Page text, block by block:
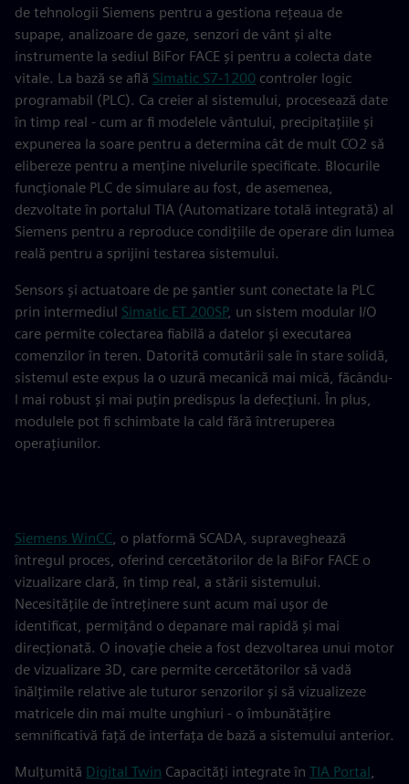
de tehnologii Siemens pentru a gestiona rețeaua de
supape, analizoare de gaze, senzori de vânt și alte
instrumente la sediul BiFor FACE și pentru a colecta date
vitale. La bază se află Simatic S7-1200 controler logic
programabil (PLC). Ca creier al sistemului, procesează date
în timp real - cum ar fi modelele vântului, precipitațiile și
expunerea la soare pentru a determina cât de mult CO2 să
elibereze pentru a menține nivelurile specificate. Blocurile
funcționale PLC de simulare au fost, de asemenea,
dezvoltate în portalul TIA (Automatizare totală integrată) al
Siemens pentru a reproduce condițiile de operare din lumea
reală pentru a sprijini testarea sistemului.
Sensors și actuatoare de pe șantier sunt conectate la PLC
prin intermediul Simatic ET 200SP, un sistem modular I/O
care permite colectarea fiabilă a datelor și executarea
comenzilor în teren. Datorită comutării sale în stare solidă,
sistemul este expus la o uzură mecanică mai mică, făcându-
l mai robust și mai puțin predispus la defecțiuni. În plus,
modulele pot fi schimbate la cald fără întreruperea
operațiunilor.
Siemens WinCC, o platformă SCADA, supraveghează
întregul proces, oferind cercetătorilor de la BiFor FACE o
vizualizare clară, în timp real, a stării sistemului.
Necesitățile de întreținere sunt acum mai ușor de
identificat, permițând o depanare mai rapidă și mai
direcționată. O inovație cheie a fost dezvoltarea unui motor
de vizualizare 3D, care permite cercetătorilor să vadă
înălțimile relative ale tuturor senzorilor și să vizualizeze
matricele din mai multe unghiuri - o îmbunătățire
semnificativă față de interfața de bază a sistemului anterior.
Mulțumită Digital Twin Capacități integrate în TIA Portal,